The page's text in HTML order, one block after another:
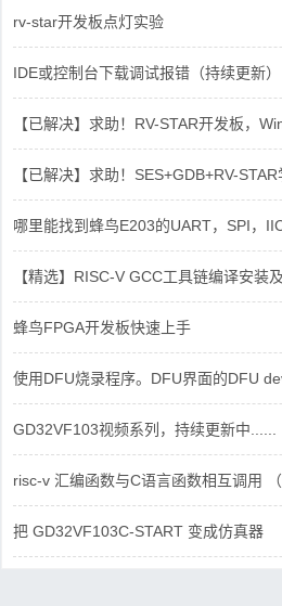
rv-star开发板点灯实验
IDE或控制台下载调试报错（持续更新）
【已解决】求助！RV-STAR开发板，
【已解决】求助！SES+GDB+RV-
哪里能找到蜂鸟E203的UART，SPI，
【精选】RISC-V GCC工具链编译安装
蜂鸟FPGA开发板快速上手
使用DFU烧录程序。DFU界面的DFU
GD32VF103视频系列，持续更新中......
risc-v 汇编函数与C语言函数相互调用 （
把 GD32VF103C-START 变成仿真器